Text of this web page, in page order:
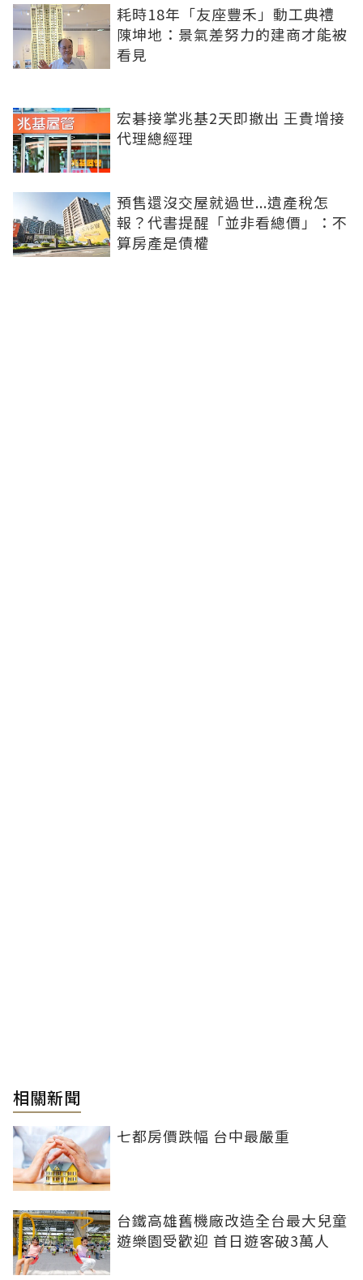
耗時18年「友座豐禾」動工典禮
陳坤地：景氣差努力的建商才能被
看見
宏碁接掌兆基2天即撤出 王貴增接
代理總經理
預售還沒交屋就過世...遺產稅怎
報？代書提醒「並非看總價」：不
算房產是債權
相關新聞
七都房價跌幅 台中最嚴重
台鐵高雄舊機廠改造全台最大兒童
遊樂園受歡迎 首日遊客破3萬人